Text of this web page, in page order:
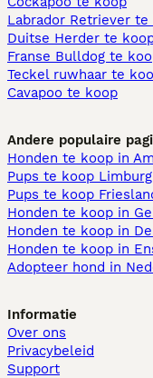
Labrador Retriever te
Duitse Herder te
Franse Bulldog te
Teckel ruwhaar te
Cavapoo te koop
Andere populaire
Honden te koop in
Pups te koop Limburg​
Pups te koop
Honden te koop in
Honden te koop in
Honden te koop in
Adopteer hond in
Informatie
Over ons
Privacybeleid
Support